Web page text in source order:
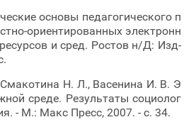
основы педагогического п
ориентированных электронн
и сред. Ростов н/Д: Изд-
Н. Л., Васенина И. В. Э
среде. Результаты социолог
- М.: Макс Пресс, 2007. - с. 34.